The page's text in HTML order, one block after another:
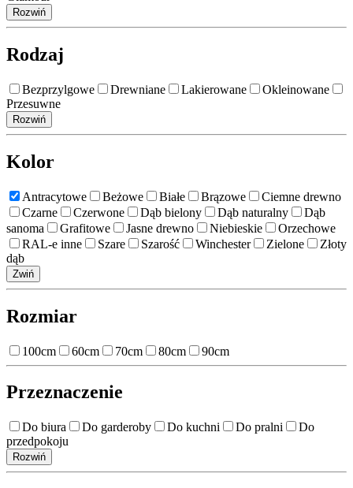
Rozwiń
Rodzaj
Bezprzylgowe Drewniane Lakierowane
Okleinowane
Przesuwne
Rozwiń
Kolor
Antracytowe Beżowe Białe Brązowe
Ciemne drewno
Czarne
Czerwone Dąb bielony Dąb naturalny
Dąb
sanoma
Grafitowe Jasne drewno Niebieskie
Orzechowe
RAL-e inne
Szare Szarość Winchester Zielone
Złoty
dąb
Zwiń
Rozmiar
100cm 60cm 70cm 80cm 90cm
Przeznaczenie
Do biura Do garderoby Do kuchni Do pralni
Do
przedpokoju
Rozwiń